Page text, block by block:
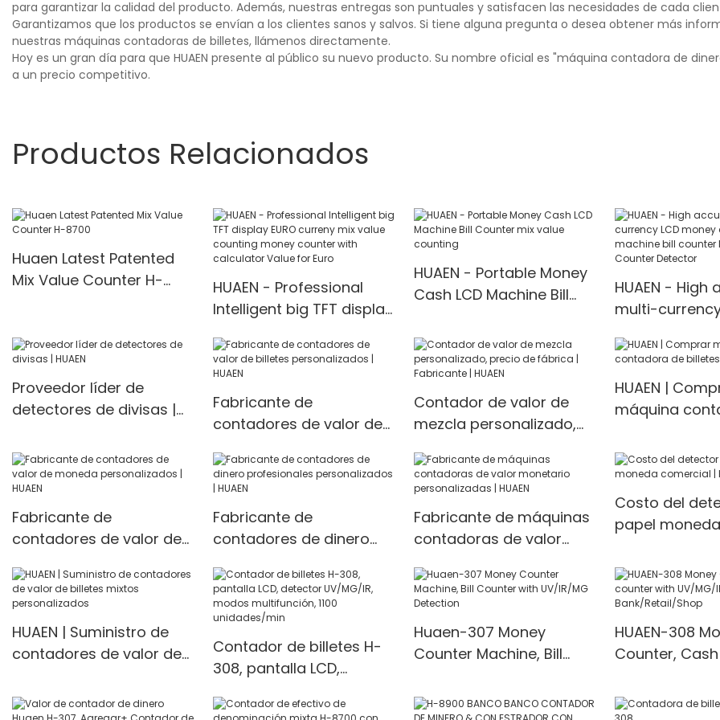
para garantizar la calidad del producto. Además, nuestras entregas son puntuales y satisfacen las necesidades de cada
Garantizamos que los productos se envían a los clientes sanos y salvos. Si tiene alguna pregunta o desea obtener más
nuestras máquinas contadoras de billetes, llámenos directamente.
Hoy es un gran día para que HUAEN presente al público su nuevo producto. Su nombre oficial es "máquina contadora de
a un precio competitivo.
Productos Relacionados
Huaen Latest Patented
Mix Value Counter H-
HUAEN - Professional
Intelligent big TFT display
counting money counter
with calculator Value for
Euro
HUAEN - Portable Money
Cash LCD Machine Bill
counting
HUAEN - High
multi-currency
machine bill
<000000>
Proveedor líder de
detectores de divisas |
Fabricante de
contadores de valor de
HUAEN
Contador de valor de
mezcla personalizado,
Fabricante | HUAEN
HUAEN |
máquina
Fabricante de
contadores de valor de
| HUAEN
Fabricante de
contadores de dinero
personalizados | HUAEN
Fabricante de máquinas
contadoras de valor
personalizadas | HUAEN
Costo del
papel
HUAEN | Suministro de
contadores de valor de
personalizados
Contador de billetes H-
308, pantalla LCD,
modos multifunción, 1100
Huaen-307 Money
Counter Machine, Bill
Detection
HUAEN-308
Counter,
for Bank/